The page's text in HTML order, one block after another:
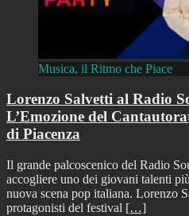
Musica, il Ritmo che Piace
Lorenzo Salvetti al Radio
L’Emozione del
di Piacenza
Il grande palcoscenico del Radio
accogliere uno dei giovani talenti
nuova scena pop italiana. Lorenzo
protagonisti del festival […]